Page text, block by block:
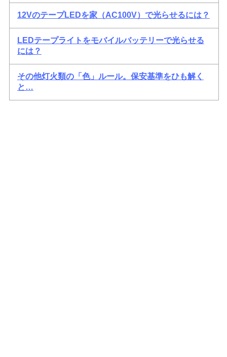
12VのテープLEDを家（AC100V）で光らせるには？
LEDテープライトをモバイルバッテリーで光らせる
には？
その他灯火類の「色」ルール。保安基準をひも解く
と…